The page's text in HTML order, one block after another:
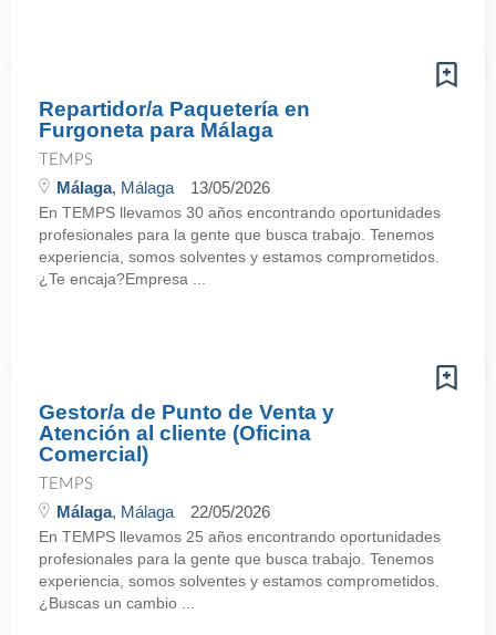
Repartidor/a Paquetería en
Furgoneta para Málaga
TEMPS
Málaga, Málaga 13/05/2026
En TEMPS llevamos 30 años encontrando oportunidades
profesionales para la gente que busca trabajo. Tenemos
experiencia, somos solventes y estamos comprometidos.
¿Te encaja?Empresa ...
Gestor/a de Punto de Venta y
Atención al cliente (Oficina
Comercial)
TEMPS
Málaga, Málaga 22/05/2026
En TEMPS llevamos 25 años encontrando oportunidades
profesionales para la gente que busca trabajo. Tenemos
experiencia, somos solventes y estamos comprometidos.
¿Buscas un cambio ...